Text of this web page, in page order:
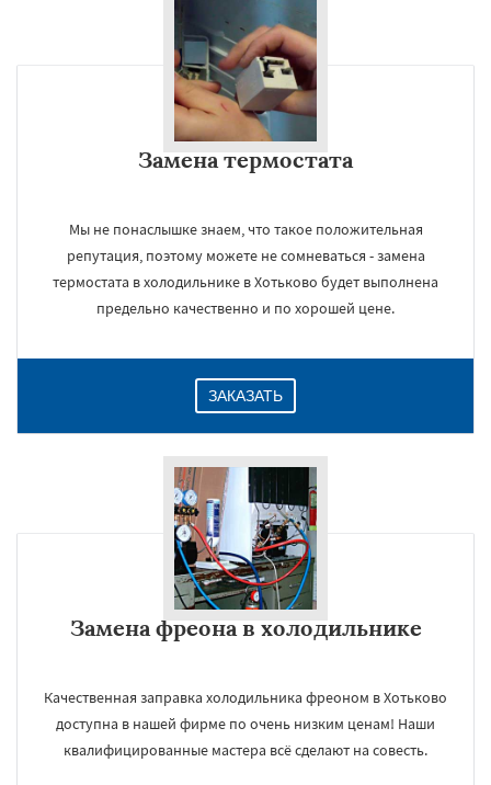
Замена термостата
Мы не понаслышке знаем, что такое положительная
репутация, поэтому можете не сомневаться - замена
термостата в холодильнике в Хотьково будет выполнена
предельно качественно и по хорошей цене.
ЗАКАЗАТЬ
Замена фреона в холодильнике
Качественная заправка холодильника фреоном в Хотьково
доступна в нашей фирме по очень низким ценам! Наши
квалифицированные мастера всё сделают на совесть.